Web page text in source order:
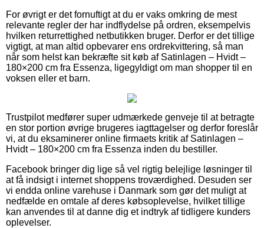
For øvrigt er det fornuftigt at du er vaks omkring de mest
relevante regler der har indflydelse på ordren, eksempelvis
hvilken returrettighed netbutikken bruger. Derfor er det tillige
vigtigt, at man altid opbevarer ens ordrekvittering, så man
når som helst kan bekræfte sit køb af Satinlagen – Hvidt –
180×200 cm fra Essenza, ligegyldigt om man shopper til en
voksen eller et barn.
Trustpilot medfører super udmærkede genveje til at betragte
en stor portion øvrige brugeres iagttagelser og derfor foreslår
vi, at du eksaminerer online firmaets kritik af Satinlagen –
Hvidt – 180×200 cm fra Essenza inden du bestiller.
Facebook bringer dig lige så vel rigtig belejlige løsninger til
at få indsigt i internet shoppens troværdighed. Desuden ser
vi endda online varehuse i Danmark som gør det muligt at
nedfælde en omtale af deres købsoplevelse, hvilket tillige
kan anvendes til at danne dig et indtryk af tidligere kunders
oplevelser.